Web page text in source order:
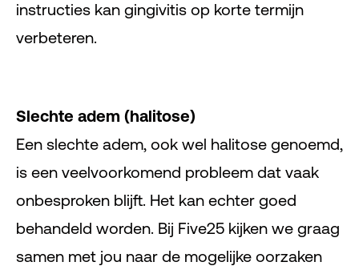
instructies kan gingivitis op korte termijn
verbeteren.
Slechte adem (halitose)
Een slechte adem, ook wel halitose genoemd,
is een veelvoorkomend probleem dat vaak
onbesproken blijft. Het kan echter goed
behandeld worden. Bij Five25 kijken we graag
samen met jou naar de mogelijke oorzaken